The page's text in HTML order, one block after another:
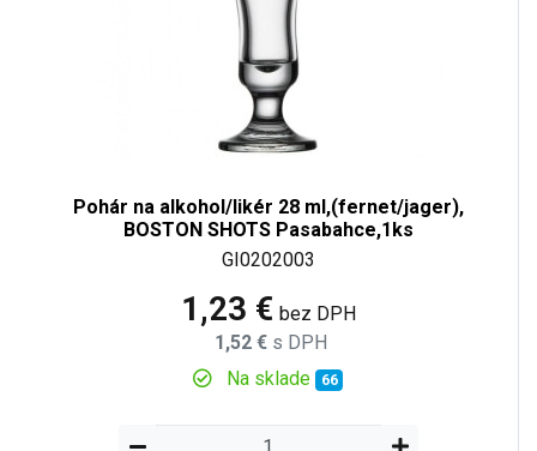
Pohár na alkohol/likér 28 ml,(fernet/jager),
BOSTON SHOTS Pasabahce,1ks
GI0202003
1,23 € bez DPH
1,52 € s DPH
Na sklade
66